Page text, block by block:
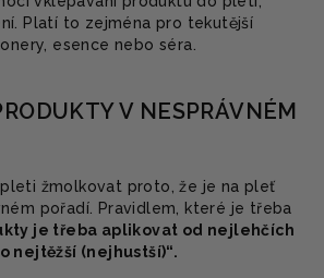
Platí to zejména pro tekutější
esence nebo séra.
V NESPRÁVNÉM
žmolkovat proto, že je na pleť
pořadí. Pravidlem, které je třeba
je třeba aplikovat od nejlehčích
nejtěžší (nejhustší)“.